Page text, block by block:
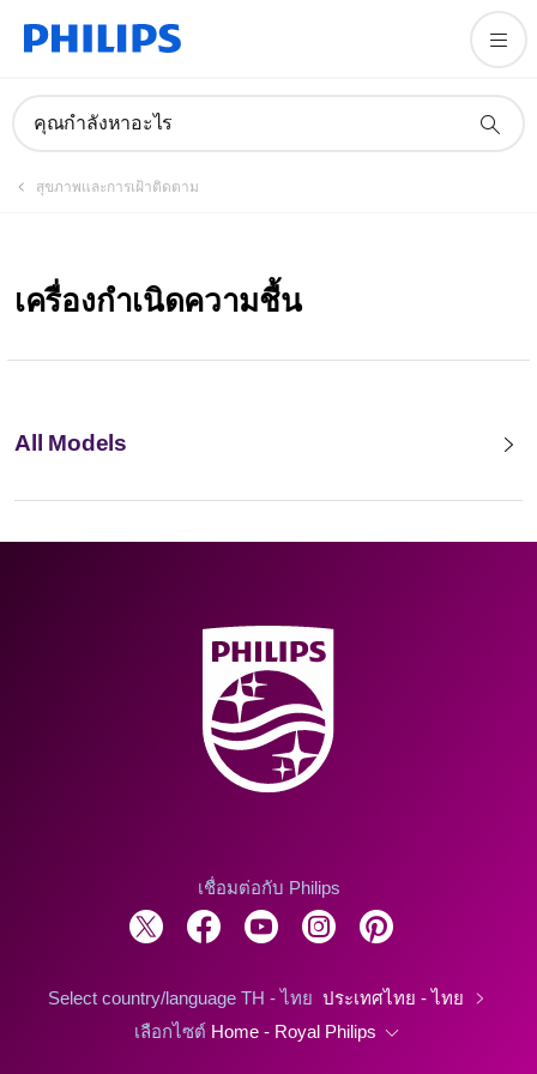
คุณกำลังหาอะไร
สุขภาพและการเฝ้าติดตาม
เครื่องกำเนิดความชื้น
All Models
เชื่อมต่อกับ Philips
Select country/language TH - ไทย ประเทศไทย - ไทย
เลือกไซต์ Home - Royal Philips